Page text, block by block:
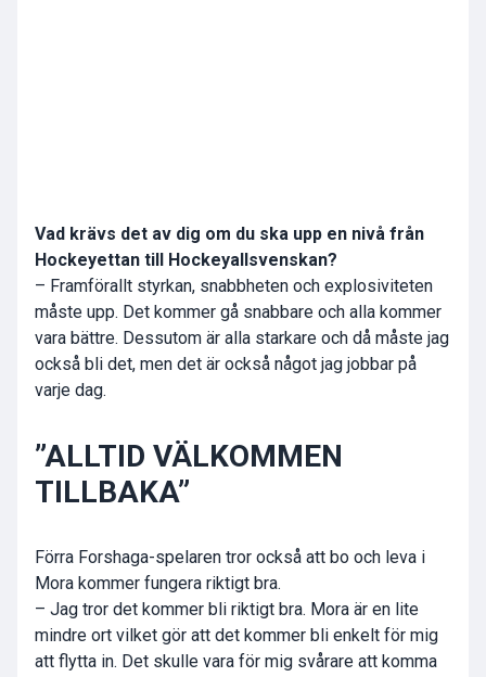
Vad krävs det av dig om du ska upp en nivå från
Hockeyettan till Hockeyallsvenskan?
– Framförallt styrkan, snabbheten och explosiviteten
måste upp. Det kommer gå snabbare och alla kommer
vara bättre. Dessutom är alla starkare och då måste jag
också bli det, men det är också något jag jobbar på
varje dag.
”ALLTID VÄLKOMMEN
TILLBAKA”
Förra Forshaga-spelaren tror också att bo och leva i
Mora kommer fungera riktigt bra.
– Jag tror det kommer bli riktigt bra. Mora är en lite
mindre ort vilket gör att det kommer bli enkelt för mig
att flytta in. Det skulle vara för mig svårare att komma